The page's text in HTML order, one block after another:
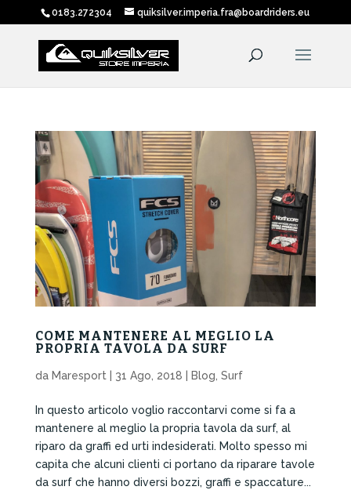
0183.272304 quiksilver.imperia.fra@boardriders.eu
COME MANTENERE AL MEGLIO LA
PROPRIA TAVOLA DA SURF
da Maresport 31 Ago, 2018 Blog Surf
In questo articolo voglio raccontarvi come si fa a
mantenere al meglio la propria tavola da surf, al
riparo da graffi ed urti indesiderati. Molto spesso mi
capita che alcuni clienti ci portano da riparare tavole
da surf che hanno diversi bozzi, graffi e spaccature...